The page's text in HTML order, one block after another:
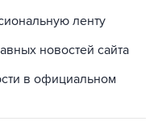
ленту
новостей сайта
в официальном